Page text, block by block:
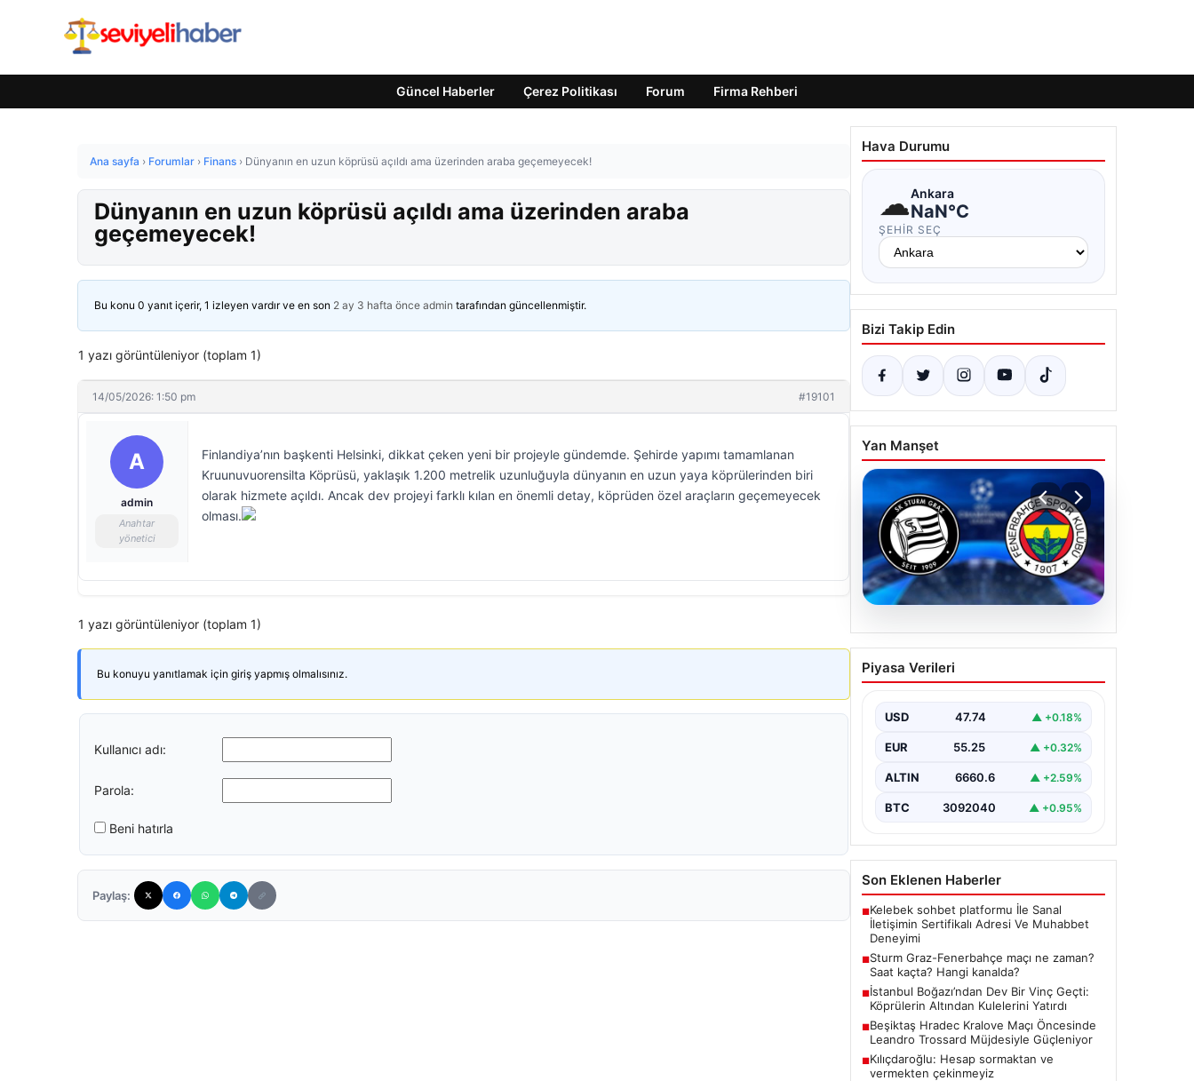
Güncel Haberler Çerez Politikası Forum Firma Rehberi
Ana sayfa › Forumlar › Finans › Dünyanın en uzun köprüsü açıldı ama üzerinden araba geçemeyecek!
Dünyanın en uzun köprüsü açıldı ama üzerinden araba
geçemeyecek!
Bu konu 0 yanıt içerir, 1 izleyen vardır ve en son 2 ay 3 hafta önce admin tarafından güncellenmiştir.
1 yazı görüntüleniyor (toplam 1)
14/05/2026: 1:50 pm #19101
A
admin
Anahtar
yönetici
Finlandiya’nın başkenti Helsinki, dikkat çeken yeni bir projeyle gündemde. Şehirde yapımı tamamlanan
Kruunuvuorensilta Köprüsü, yaklaşık 1.200 metrelik uzunluğuyla dünyanın en uzun yaya köprülerinden biri
olarak hizmete açıldı. Ancak dev projeyi farklı kılan en önemli detay, köprüden özel araçların geçemeyecek
olması.
1 yazı görüntüleniyor (toplam 1)
Bu konuyu yanıtlamak için giriş yapmış olmalısınız.
Kullanıcı adı:
Parola:
Beni hatırla
Paylaş:
Hava Durumu
☁Ankara
NaN°C
ŞEHIR SEÇ
Bizi Takip Edin
Yan Manşet
07.08.2026
Sturm Graz-Fenerbahçe
maçı ne zaman? Saat
Piyasa Verileri
USD 47.74 ▲ +0.18%
EUR 55.25 ▲ +0.32%
ALTIN 6660.6 ▲ +2.59%
BTC 3092040 ▲ +0.95%
Son Eklenen Haberler
■Kelebek sohbet platformu İle Sanal
İletişimin Sertifikalı Adresi Ve Muhabbet
Deneyimi
■Sturm Graz-Fenerbahçe maçı ne zaman?
Saat kaçta? Hangi kanalda?
■İstanbul Boğazı’ndan Dev Bir Vinç Geçti:
Köprülerin Altından Kulelerini Yatırdı
■Beşiktaş Hradec Kralove Maçı Öncesinde
Leandro Trossard Müjdesiyle Güçleniyor
■Kılıçdaroğlu: Hesap sormaktan ve
vermekten çekinmeyiz